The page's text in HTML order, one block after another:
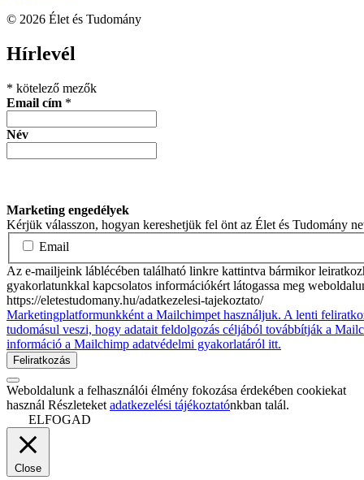
© 2026 Élet és Tudomány
facebook-
1
youtube-
1
email
Hírlevél
* kötelező mezők
Email cím *
Név
Marketing engedélyek
Kérjük válasszon, hogyan kereshetjük fel önt az Élet és Tudomány
Email
Az e-mailjeink láblécében található linkre kattintva bármikor
gyakorlatunkkal kapcsolatos információkért látogassa meg
https://eletestudomany.hu/adatkezelesi-tajekoztato/
Marketingplatformunkként a Mailchimpet használjuk. A lenti
tudomásul veszi, hogy adatait feldolgozás céljából továbbítják a
információ a Mailchimp adatvédelmi gyakorlatáról itt.
Weboldalunk a felhasználói élmény fokozása érdekében cookiekat
használ Részleteketadatkezelési tájékoztatónkban talál.
ELFOGAD
Close